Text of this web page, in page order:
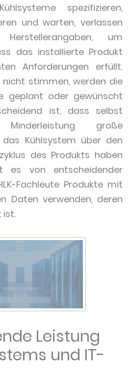
spezifizieren,
und warten, verlassen
um
das installierte Produkt
Anforderungen erfüllt.
nicht stimmen, werden die
geplant oder gewünscht
ist, dass selbst
große
Kühlsystem über den
des Produkts haben
es von entscheidender
Fachleute Produkte mit
Daten verwenden, deren
ist.
Leistung
und IT-